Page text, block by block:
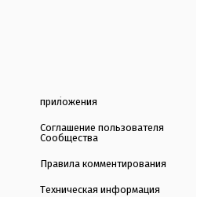
приложения
Соглашение пользователя
Сообщества
Правила комментирования
Техническая информация